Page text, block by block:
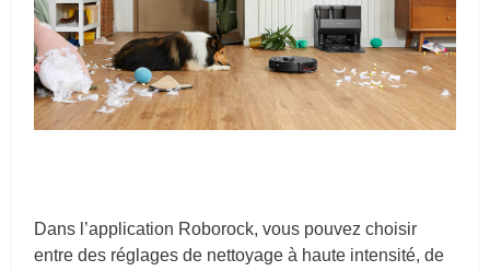
Dans l’application Roborock, vous pouvez choisir
entre des réglages de nettoyage à haute intensité, de